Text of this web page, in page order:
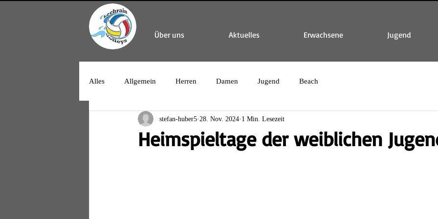
Über uns Aktuelles Erwachsene Jugend
Alles Allgemein Herren Damen Jugend Beach
Heimspieltage der weiblichen
stefan-huber5 28. Nov. 2024 1 Min. Lesezeit